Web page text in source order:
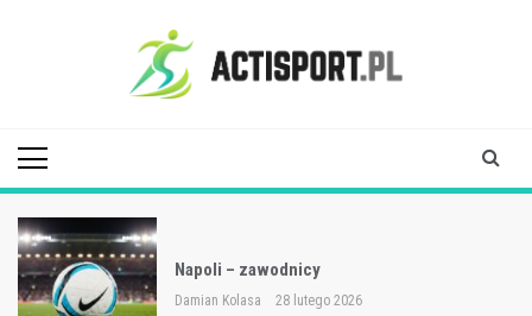
Napoli – zawodnicy
Damian Kolasa 28 lutego 2026